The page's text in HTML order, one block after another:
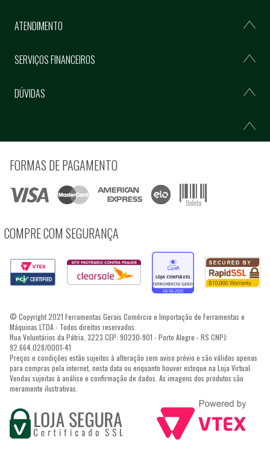
ATENDIMENTO
SERVIÇOS FINANCEIROS
DÚVIDAS
FORMAS DE PAGAMENTO
COMPRE COM SEGURANÇA
© Copyright 2021 Ferramentas Gerais Comércio e Importação de Ferramentas e
Máquinas LTDA - Todos direitos reservados.
Rua Voluntários da Pátria, 3223 CEP: 90230-901 - Porto Alegre - RS CNPJ:
92.664.028/0001-41
Preços e condições estão sujeitos à alteração sem aviso prévio e são válidos apenas
para compras pela internet, nesta data ou enquanto houver estoque na Loja Virtual.
Vendas sujeitas à análise e confirmação de dados. As imagens dos produtos são
meramente ilustrativas.